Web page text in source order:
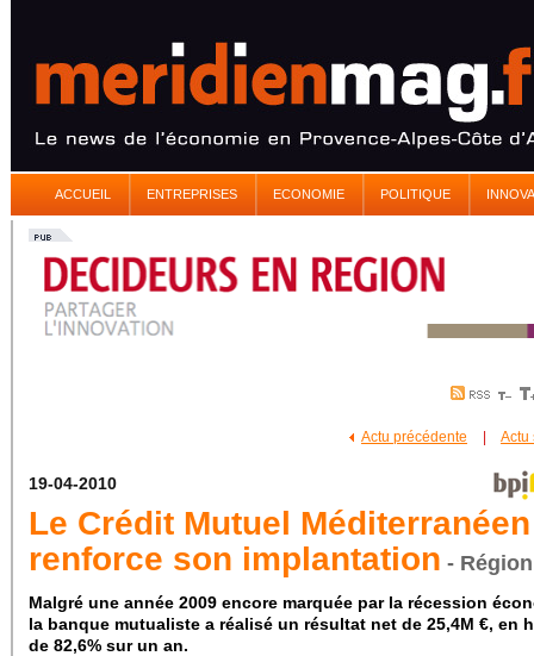
ACCUEIL ENTREPRISES ECONOMIE POLITIQUE
Actu précédente Actu
19-04-2010
Le Crédit Mutuel Méditerranéen
renforce son implantation - Région
Malgré une année 2009 encore marquée par la récession
la banque mutualiste a réalisé un résultat net de 25,4M €, en
de 82,6% sur un an.